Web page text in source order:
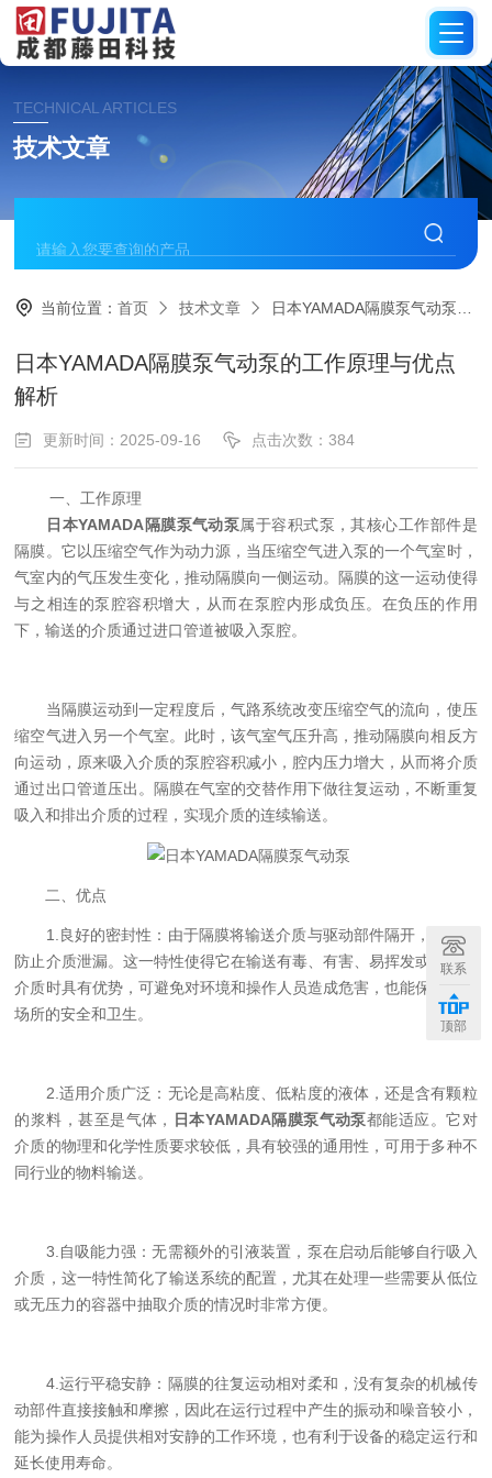
TECHNICAL ARTICLES
技术文章
当前位置：首页 技术文章 日本YAMADA隔膜泵气动泵的工作原理与优点解析
日本YAMADA隔膜泵气动泵的工作原理与优点
解析
更新时间：2025-09-16 点击次数：384
一、工作原理
日本YAMADA隔膜泵气动泵属于容积式泵，其核心工作部件是
隔膜。它以压缩空气作为动力源，当压缩空气进入泵的一个气室时，
气室内的气压发生变化，推动隔膜向一侧运动。隔膜的这一运动使得
与之相连的泵腔容积增大，从而在泵腔内形成负压。在负压的作用
下，输送的介质通过进口管道被吸入泵腔。
当隔膜运动到一定程度后，气路系统改变压缩空气的流向，使压
缩空气进入另一个气室。此时，该气室气压升高，推动隔膜向相反方
向运动，原来吸入介质的泵腔容积减小，腔内压力增大，从而将介质
通过出口管道压出。隔膜在气室的交替作用下做往复运动，不断重复
吸入和排出介质的过程，实现介质的连续输送。
二、优点
1.良好的密封性​​：由于隔膜将输送介质与驱动部件隔开，能有效
防止介质泄漏。这一特性使得它在输送有毒、有害、易挥发或腐蚀性
介质时具有优势，可避免对环境和操作人员造成危害，也能保证工作
场所的安全和卫生。
2.适用介质广泛​​：无论是高粘度、低粘度的液体，还是含有颗粒
的浆料，甚至是气体，
日本YAMADA隔膜泵气动泵都能适应。它对
介质的物理和化学性质要求较低，具有较强的通用性，可用于多种不
同行业的物料输送。
3.自吸能力强​​：无需额外的引液装置，泵在启动后能够自行吸入
介质，这一特性简化了输送系统的配置，尤其在处理一些需要从低位
或无压力的容器中抽取介质的情况时非常方便。
4.运行平稳安静​​：隔膜的往复运动相对柔和，没有复杂的机械传
动部件直接接触和摩擦，因此在运行过程中产生的振动和噪音较小，
能为操作人员提供相对安静的工作环境，也有利于设备的稳定运行和
延长使用寿命。
联系
顶部